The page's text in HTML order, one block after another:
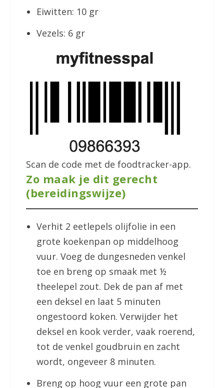
Eiwitten: 10 gr
Vezels: 6 gr
Scan de code met de foodtracker-app.
Zo maak je dit gerecht
(bereidingswijze)
Verhit 2 eetlepels olijfolie in een
grote koekenpan op middelhoog
vuur. Voeg de dungesneden venkel
toe en breng op smaak met ½
theelepel zout. Dek de pan af met
een deksel en laat 5 minuten
ongestoord koken. Verwijder het
deksel en kook verder, vaak roerend,
tot de venkel goudbruin en zacht
wordt, ongeveer 8 minuten.
Breng op hoog vuur een grote pan